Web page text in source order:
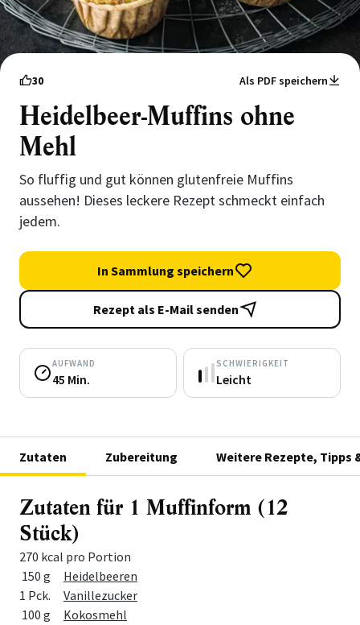
30 Als PDF speichern
Heidelbeer-Muffins ohne
Mehl
So fluffig und gut können glutenfreie Muffins
aussehen! Dieses leckere Rezept schmeckt einfach
jedem.
In Sammlung speichern
Rezept als E-Mail senden
AUFWAND
45 Min.
SCHWIERIGKEIT
Leicht
Zutaten Zubereitung Weitere Rezepte, Tipps
Zutaten für 1 Muffinform (12
Stück)
270 kcal pro Portion
Menge
Zutat
150 g
Heidelbeeren
1 Pck.
Vanillezucker
100 g
Kokosmehl